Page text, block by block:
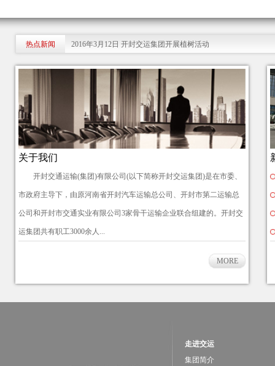
热点新闻 2016年3月12日 开封交运集团开展植树活动
关于我们
开封交通运输(集团)有限公司(以下简称开封交运集团)是在市委、
市政府主导下，由原河南省开封汽车运输总公司、开封市第二运输总
公司和开封市交通实业有限公司3家骨干运输企业联合组建的。开封交
运集团共有职工3000余人...
MORE
走进交运
集团简介